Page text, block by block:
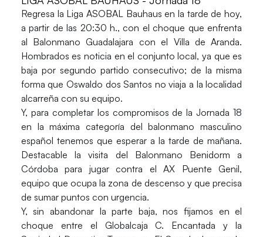
Regresa la Liga ASOBAL Bauhaus en la tarde de hoy,
a partir de las 20:30 h., con el choque que enfrenta
al Balonmano Guadalajara con el Villa de Aranda.
Hombrados es noticia en el conjunto local, ya que es
baja por segundo partido consecutivo; de la misma
forma que Oswaldo dos Santos no viaja a la localidad
alcarreña con su equipo.
Y, para completar los compromisos de la Jornada 18
en la máxima categoría del balonmano masculino
español tenemos que esperar a la tarde de mañana.
Destacable la visita del Balonmano Benidorm a
Córdoba para jugar contra el AX Puente Genil,
equipo que ocupa la zona de descenso y que precisa
de sumar puntos con urgencia.
Y, sin abandonar la parte baja, nos fijamos en el
choque entre el Globalcaja C. Encantada y la